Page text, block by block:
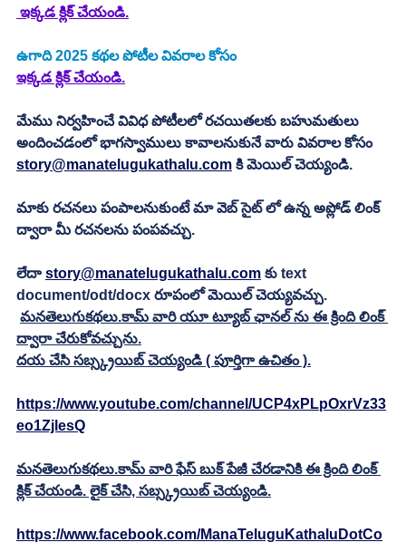
ఇక్కడ క్లిక్ చేయండి.
ఉగాది 2025 కథల పోటీల వివరాల కోసం
ఇక్కడ క్లిక్ చేయండి.
మేము నిర్వహించే వివిధ పోటీలలో రచయితలకు బహుమతులు
అందించడంలో భాగస్వాములు కావాలనుకునే వారు వివరాల కోసం
story@manatelugukathalu.com కి మెయిల్ చెయ్యండి.
మాకు రచనలు పంపాలనుకుంటే మా వెబ్ సైట్ లో ఉన్న అప్లోడ్ లింక్
ద్వారా మీ రచనలను పంపవచ్చు.
లేదా story@manatelugukathalu.com కు text
document/odt/docx రూపంలో మెయిల్ చెయ్యవచ్చు.
మనతెలుగుకథలు.కామ్ వారి యూ ట్యూబ్ ఛానల్ ను ఈ క్రింది లింక్
ద్వారా చేరుకోవచ్చును.
దయ చేసి సబ్స్క్రయిబ్ చెయ్యండి ( పూర్తిగా ఉచితం ).
https://www.youtube.com/channel/UCP4xPLpOxrVz33
eo1ZjlesQ
మనతెలుగుకథలు.కామ్ వారి ఫేస్ బుక్ పేజీ చేరడానికి ఈ క్రింది లింక్
క్లిక్ చేయండి. లైక్ చేసి, సబ్స్క్రయిబ్ చెయ్యండి.
https://www.facebook.com/ManaTeluguKathaluDotCo